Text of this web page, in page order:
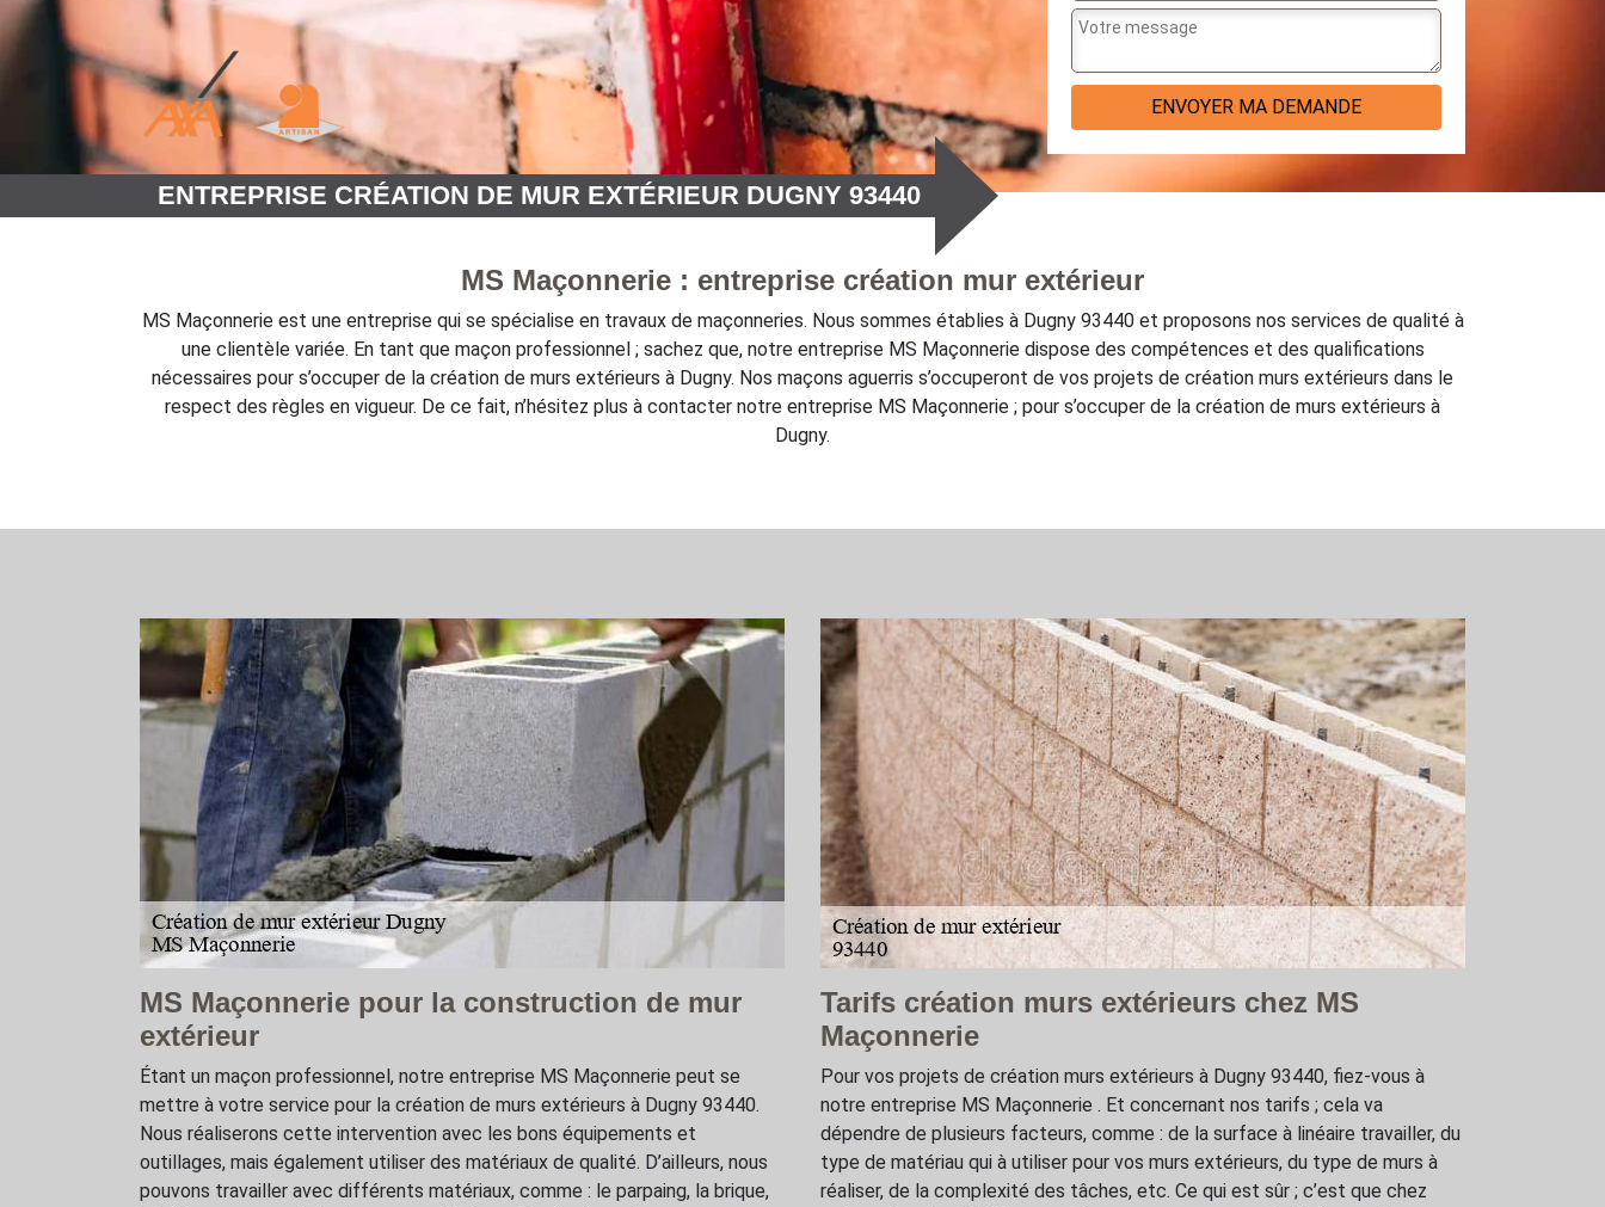
ENTREPRISE CRÉATION DE MUR EXTÉRIEUR DUGNY 93440
MS Maçonnerie : entreprise création mur extérieur
MS Maçonnerie est une entreprise qui se spécialise en travaux de maçonneries. Nous sommes établies à Dugny 93440 et proposons nos services de qualité à
une clientèle variée. En tant que maçon professionnel ; sachez que, notre entreprise MS Maçonnerie dispose des compétences et des qualifications
nécessaires pour s’occuper de la création de murs extérieurs à Dugny. Nos maçons aguerris s’occuperont de vos projets de création murs extérieurs dans le
respect des règles en vigueur. De ce fait, n’hésitez plus à contacter notre entreprise MS Maçonnerie ; pour s’occuper de la création de murs extérieurs à
Dugny.
MS Maçonnerie pour la construction de mur
extérieur
Étant un maçon professionnel, notre entreprise MS Maçonnerie peut se
mettre à votre service pour la création de murs extérieurs à Dugny 93440.
Nous réaliserons cette intervention avec les bons équipements et
outillages, mais également utiliser des matériaux de qualité. D’ailleurs, nous
pouvons travailler avec différents matériaux, comme : le parpaing, la brique,
Tarifs création murs extérieurs chez MS
Maçonnerie
Pour vos projets de création murs extérieurs à Dugny 93440, fiez-vous à
notre entreprise MS Maçonnerie . Et concernant nos tarifs ; cela va
dépendre de plusieurs facteurs, comme : de la surface à linéaire travailler, du
type de matériau qui à utiliser pour vos murs extérieurs, du type de murs à
réaliser, de la complexité des tâches, etc. Ce qui est sûr ; c’est que chez